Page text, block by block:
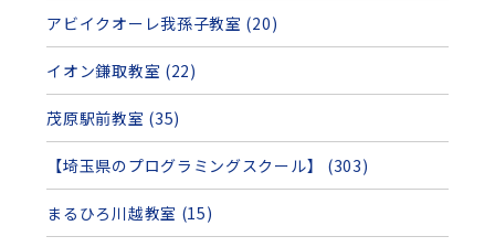
アビイクオーレ我孫子教室 (20)
イオン鎌取教室 (22)
茂原駅前教室 (35)
【埼玉県のプログラミングスクール】 (303)
まるひろ川越教室 (15)